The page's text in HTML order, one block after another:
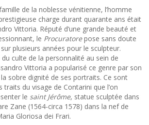
de la noblesse vénitienne, l’homme
charge durant quarante ans était
Vittoria. Réputé d’une grande beauté et
le Procuratorepose sans doute
plusieurs années pour le sculpteur.
du culte de la personnalité au sein de
Vittoria a popularisé ce genre par son
sobre dignité de ses portraits. Ce sont
traits du visage de Contarini que l’on
le saint Jérôme, statue sculptée dans
Zane (1564-circa 1578) dans la nef de
Gloriosa dei Frari.